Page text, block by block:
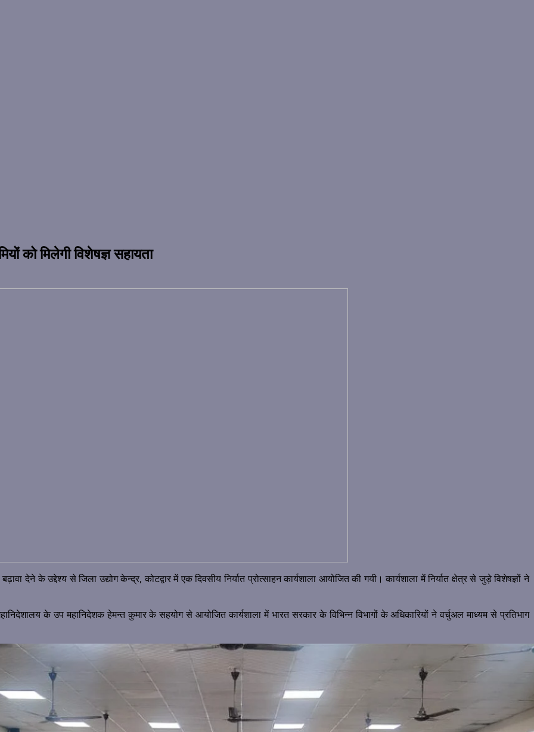
को मिलेगी विशेषज्ञ सहायता
देने के उद्देश्य से जिला उद्योग केन्द्र, कोटद्वार में एक दिवसीय निर्यात प्रोत्साहन कार्यशाला आयोजित की गयी। कार्यशाला में निर्यात क्षेत्र से जुड़े विशेषज्ञों ने
के उप महानिदेशक हेमन्त कुमार के सहयोग से आयोजित कार्यशाला में भारत सरकार के विभिन्न विभागों के अधिकारियों ने वर्चुअल माध्यम से प्रतिभाग